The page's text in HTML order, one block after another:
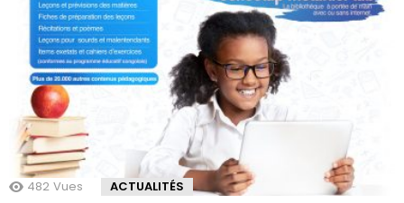
482 Vues ACTUALITÉS